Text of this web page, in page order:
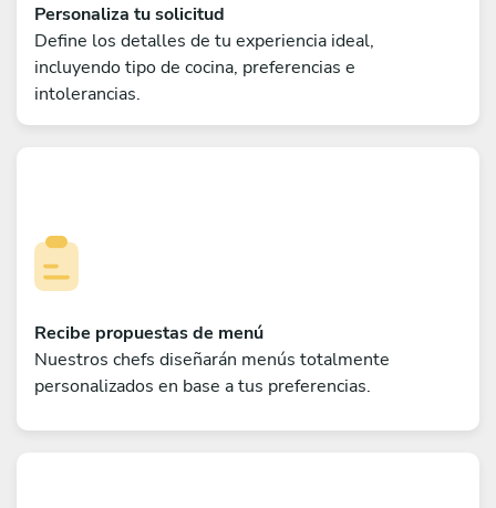
Personaliza tu solicitud
Define los detalles de tu experiencia ideal,
incluyendo tipo de cocina, preferencias e
intolerancias.
Recibe propuestas de menú
Nuestros chefs diseñarán menús totalmente
personalizados en base a tus preferencias.